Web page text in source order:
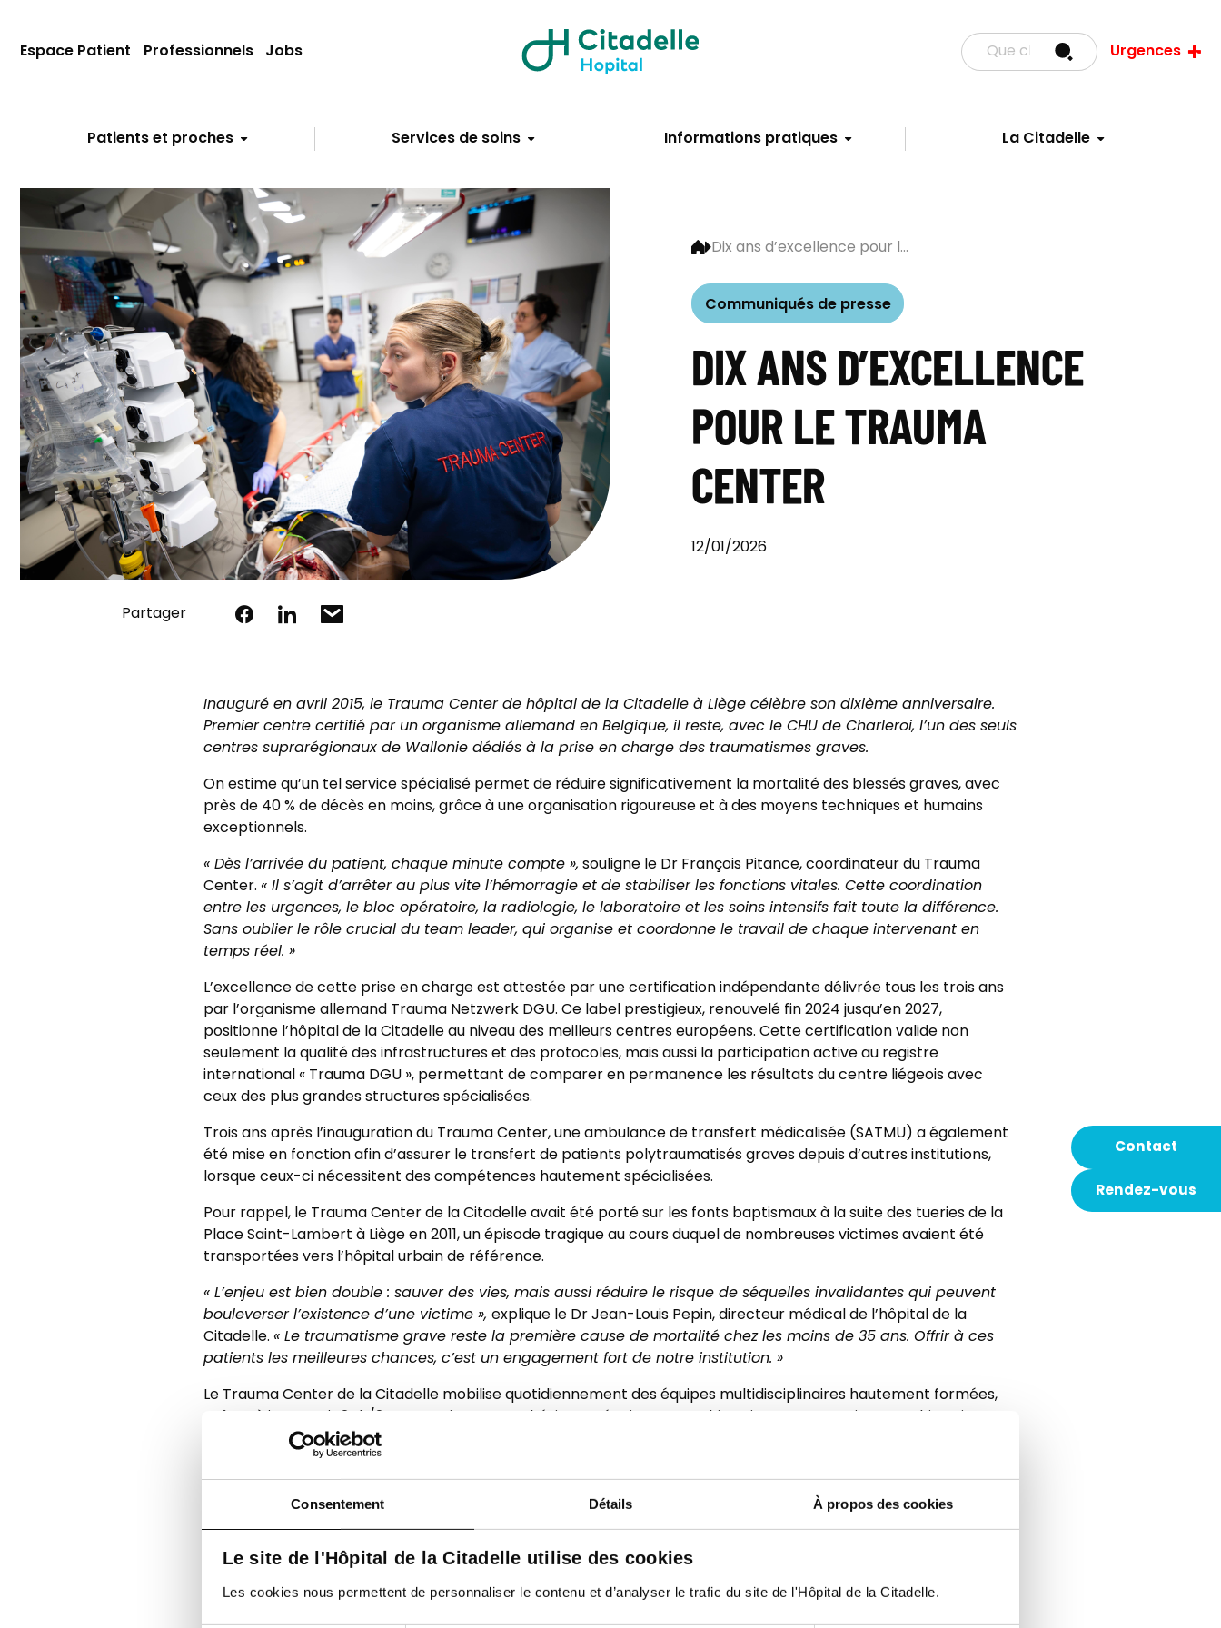
Consentement Détails À propos des cookies
Le site de l'Hôpital de la Citadelle utilise des cookies
Les cookies nous permettent de personnaliser le contenu et d’analyser le trafic du site de l'Hôpital de la Citadelle.
Patients et proches Services de soins Informations pratiques La Citadelle
Espace Patient Professionnels Jobs Urgences
Contact
Rendez-vous
Partager
Dix ans d’excellence pour l...
Communiqués de presse
DIX ANS D’EXCELLENCE
POUR LE TRAUMA
CENTER
12/01/2026
Inauguré en avril 2015, le Trauma Center de hôpital de la Citadelle à Liège célèbre son dixième anniversaire.
Premier centre certifié par un organisme allemand en Belgique, il reste, avec le CHU de Charleroi, l’un des seuls
centres suprarégionaux de Wallonie dédiés à la prise en charge des traumatismes graves.
On estime qu’un tel service spécialisé permet de réduire significativement la mortalité des blessés graves, avec
près de 40 % de décès en moins, grâce à une organisation rigoureuse et à des moyens techniques et humains
exceptionnels.
« Dès l’arrivée du patient, chaque minute compte »,souligne le Dr François Pitance, coordinateur du Trauma
Center.« Il s’agit d’arrêter au plus vite l’hémorragie et de stabiliser les fonctions vitales. Cette coordination
entre les urgences, le bloc opératoire, la radiologie, le laboratoire et les soins intensifs fait toute la différence.
Sans oublier le rôle crucial du team leader, qui organise et coordonne le travail de chaque intervenant en
temps réel. »
L’excellence de cette prise en charge est attestée par une certification indépendante délivrée tous les trois ans
par l’organisme allemand Trauma Netzwerk DGU. Ce label prestigieux, renouvelé fin 2024 jusqu’en 2027,
positionne l’hôpital de la Citadelle au niveau des meilleurs centres européens. Cette certification valide non
seulement la qualité des infrastructures et des protocoles, mais aussi la participation active au registre
international « Trauma DGU », permettant de comparer en permanence les résultats du centre liégeois avec
ceux des plus grandes structures spécialisées.
Trois ans après l’inauguration du Trauma Center, une ambulance de transfert médicalisée (SATMU) a également
été mise en fonction afin d’assurer le transfert de patients polytraumatisés graves depuis d’autres institutions,
lorsque ceux-ci nécessitent des compétences hautement spécialisées.
Pour rappel, le Trauma Center de la Citadelle avait été porté sur les fonts baptismaux à la suite des tueries de la
Place Saint-Lambert à Liège en 2011, un épisode tragique au cours duquel de nombreuses victimes avaient été
transportées vers l’hôpital urbain de référence.
« L’enjeu est bien double : sauver des vies, mais aussi réduire le risque de séquelles invalidantes qui peuvent
bouleverser l’existence d’une victime », explique le Dr Jean-Louis Pepin, directeur médical de l’hôpital de la
Citadelle.« Le traumatisme grave reste la première cause de mortalité chez les moins de 35 ans. Offrir à ces
patients les meilleures chances, c’est un engagement fort de notre institution. »
Le Trauma Center de la Citadelle mobilise quotidiennement des équipes multidisciplinaires hautement formées,
prêtes à intervenir 24h/24. Urgentistes, anesthésistes-réanimateurs, chirurgiens - y compris neurochirurgiens et
chirurgiens cardiovasculaires - radiologues, intensivistes et paramédicaux conjuguent leur expertise dans une
véritable « chaîne de survie », qui s’étend de la prise en charge préhospitalière jusqu’à la réhabilitation. Cette
maîtrise fine des risques fait partie des avancées qui permettent aujourd’hui de sauver des patients qui n’auraient
eu aucune chance il y a dix ans.
etc.) qui s’investit dans le trajet de soins du patient traumatisé grave, jusqu’à son retour à domicile.
« Cette décennie de Trauma Center, c’est aussi une décennie d’apprentissage permanent », conclut le Dr
Pitance.« Nos équipes participent constamment à des simulations sur mannequins haute fidélité, suivies de